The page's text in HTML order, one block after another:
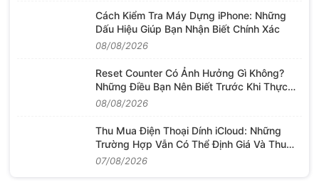
Cách Kiểm Tra Máy Dựng iPhone: Những
Dấu Hiệu Giúp Bạn Nhận Biết Chính Xác
08/08/2026
Reset Counter Có Ảnh Hưởng Gì Không?
Những Điều Bạn Nên Biết Trước Khi Thực
Hiện
08/08/2026
Thu Mua Điện Thoại Dính iCloud: Những
Trường Hợp Vẫn Có Thể Định Giá Và Thu
Mua
07/08/2026